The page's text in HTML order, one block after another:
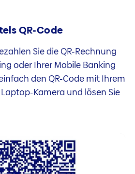
QR-Code
Sie die QR-Rechnung
oder Ihrer Mobile Banking
den QR-Code mit Ihrem
Kamera und lösen Sie